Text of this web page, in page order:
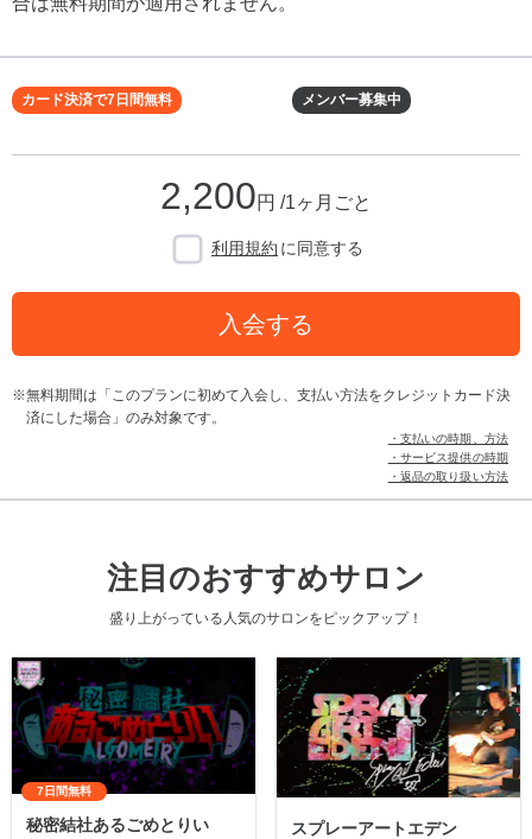
メンバー募集中
カード決済で7日間無料
2,200円 /1ヶ月ごと
利用規約 に同意する
入会する
無料期間は「このプランに初めて入会し、支払い方法をクレジットカード決
済にした場合」のみ対象です。
・支払いの時期、方法
・サービス提供の時期
・返品の取り扱い方法
注目のおすすめサロン
盛り上がっている人気のサロンをピックアップ！
7日間無料
秘密結社あるごめとりい スプレーアートエデン